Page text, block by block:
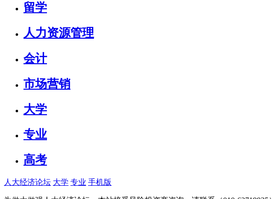
留学
人力资源管理
会计
市场营销
大学
专业
高考
人大经济论坛 大学 专业 手机版